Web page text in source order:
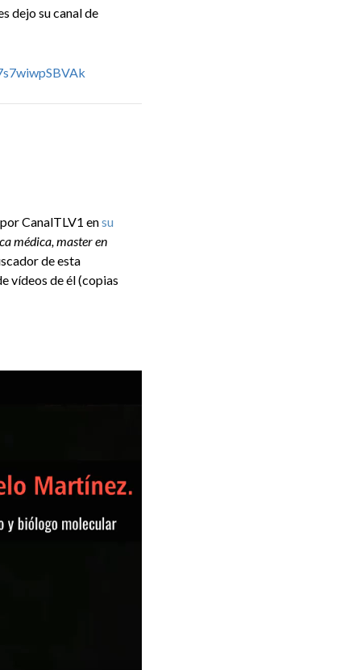
dejo su canal de
por CanalTLV1 ensu
médica, master en
de esta
vídeos de él (copias